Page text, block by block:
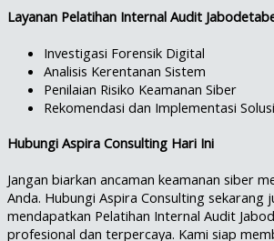
Layanan Pelatihan Internal Audit
Investigasi Forensik Digital
Analisis Kerentanan Sistem
Penilaian Risiko Keamanan Siber
Rekomendasi dan Implementasi
Hubungi Aspira Consulting Hari Ini
Jangan biarkan ancaman keamanan siber
Anda. Hubungi Aspira Consulting sekarang
mendapatkan Pelatihan Internal Audit
profesional dan terpercaya. Kami siap